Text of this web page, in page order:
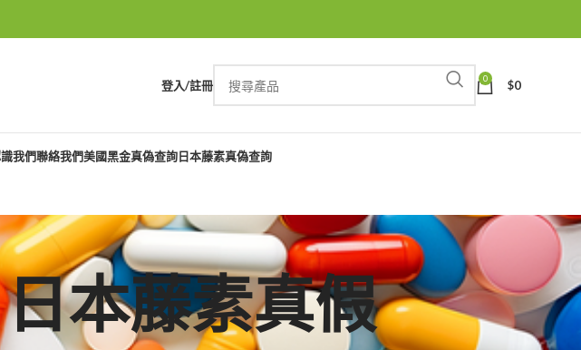
登入/註冊 0 $0
我們聯絡我們美國黑金真偽查詢日本藤素真偽查詢
本藤素真假